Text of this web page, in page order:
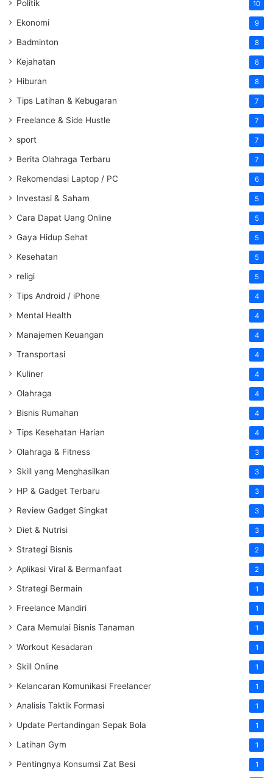
Politik 10
Ekonomi 9
Badminton 8
Kejahatan 8
Hiburan 8
Tips Latihan & Kebugaran 7
Freelance & Side Hustle 7
sport 7
Berita Olahraga Terbaru 7
Rekomendasi Laptop / PC 6
Investasi & Saham 5
Cara Dapat Uang Online 5
Gaya Hidup Sehat 5
Kesehatan 5
religi 5
Tips Android / iPhone 4
Mental Health 4
Manajemen Keuangan 4
Transportasi 4
Kuliner 4
Olahraga 4
Bisnis Rumahan 4
Tips Kesehatan Harian 4
Olahraga & Fitness 3
Skill yang Menghasilkan 3
HP & Gadget Terbaru 3
Review Gadget Singkat 3
Diet & Nutrisi 3
Strategi Bisnis 2
Aplikasi Viral & Bermanfaat 2
Strategi Bermain 1
Freelance Mandiri 1
Cara Memulai Bisnis Tanaman 1
Workout Kesadaran 1
Skill Online 1
Kelancaran Komunikasi Freelancer 1
Analisis Taktik Formasi 1
Update Pertandingan Sepak Bola 1
Latihan Gym 1
Pentingnya Konsumsi Zat Besi 1